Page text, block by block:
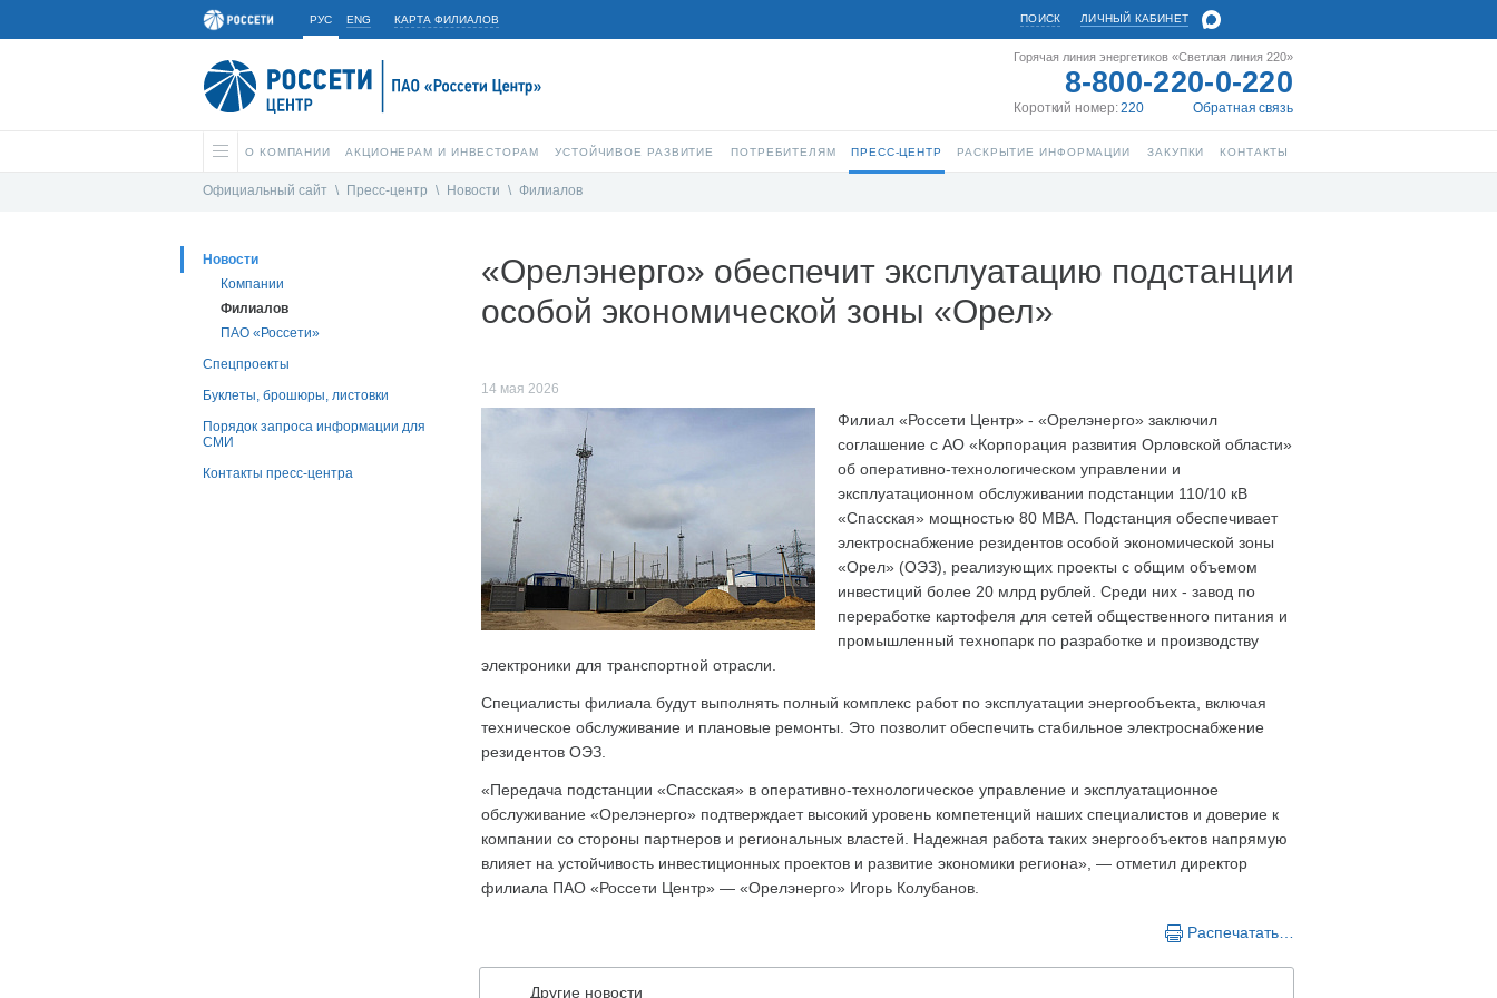
РУС ENG КАРТА ФИЛИАЛОВ ЛИЧНЫЙ КАБИНЕТ
ПОИСК
Горячая линия энергетиков «Светлая линия 220»
8-800-220-0-220
Короткий номер:220 Обратная связь
О КОМПАНИИ АКЦИОНЕРАМ И ИНВЕСТОРАМ УСТОЙЧИВОЕ РАЗВИТИЕ ПОТРЕБИТЕЛЯМ ПРЕСС-ЦЕНТР РАСКРЫТИЕ ИНФОРМАЦИИ ЗАКУПКИ КОНТАКТЫ
Официальный сайт \ Пресс-центр \ Новости \ Филиалов
Новости
Компании
Филиалов
ПАО «Россети»
Спецпроекты
Буклеты, брошюры, листовки
Порядок запроса информации для
СМИ
Контакты пресс-центра
«Орелэнерго» обеспечит эксплуатацию подстанции
особой экономической зоны «Орел»
14 мая 2026
Филиал «Россети Центр» - «Орелэнерго» заключил
соглашение с АО «Корпорация развития Орловской области»
об оперативно-технологическом управлении и
эксплуатационном обслуживании подстанции 110/10 кВ
«Спасская» мощностью 80 МВА. Подстанция обеспечивает
электроснабжение резидентов особой экономической зоны
«Орел» (ОЭЗ), реализующих проекты с общим объемом
инвестиций более 20 млрд рублей. Среди них - завод по
переработке картофеля для сетей общественного питания и
промышленный технопарк по разработке и производству
электроники для транспортной отрасли.
Специалисты филиала будут выполнять полный комплекс работ по эксплуатации энергообъекта, включая
техническое обслуживание и плановые ремонты. Это позволит обеспечить стабильное электроснабжение
резидентов ОЭЗ.
«Передача подстанции «Спасская» в оперативно-технологическое управление и эксплуатационное
обслуживание «Орелэнерго» подтверждает высокий уровень компетенций наших специалистов и доверие к
компании со стороны партнеров и региональных властей. Надежная работа таких энергообъектов напрямую
влияет на устойчивость инвестиционных проектов и развитие экономики региона», — отметил директор
филиала ПАО «Россети Центр» — «Орелэнерго» Игорь Колубанов.
Распечатать…
Другие новости